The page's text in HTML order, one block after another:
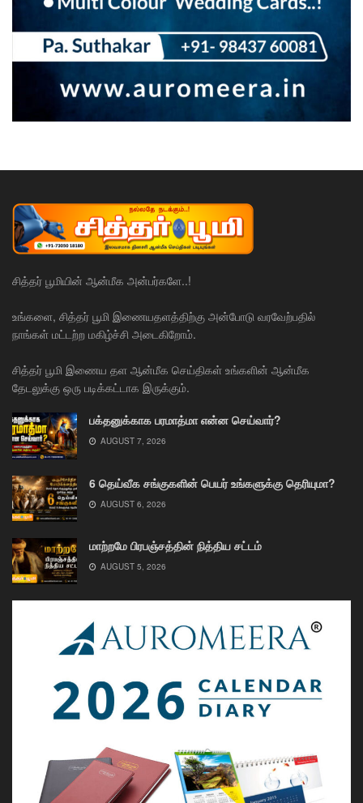
சித்தர் பூமியின் ஆன்மீக அன்பர்களே..!
உங்களை, சித்தர் பூமி இணையதளத்திற்கு அன்போடு வரவேற்பதில்
நாங்கள் மட்டற்ற மகிழ்ச்சி அடைகிறோம்.
சித்தர் பூமி இணைய தள ஆன்மீக செய்திகள் உங்களின் ஆன்மீக
தேடலுக்கு ஒரு படிக்கட்டாக இருக்கும்.
பக்தனுக்காக பரமாத்மா என்ன செய்வார்?
AUGUST 7, 2026
6 தெய்வீக சங்குகளின் பெயர் உங்களுக்கு தெரியுமா?
AUGUST 6, 2026
மாற்றமே பிரபஞ்சத்தின் நித்திய சட்டம்
AUGUST 5, 2026